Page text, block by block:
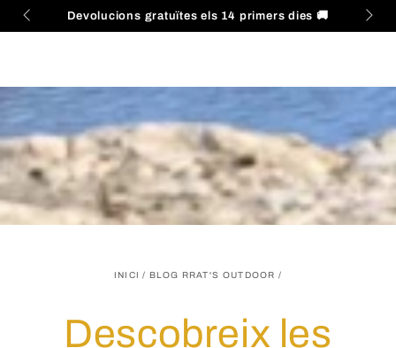
IR AL
CONTENIDO
📦 Devolucions gratuïtes els 14 primers dies 🚚
INICI / BLOG RRAT'S OUTDOOR /
Descobreix les